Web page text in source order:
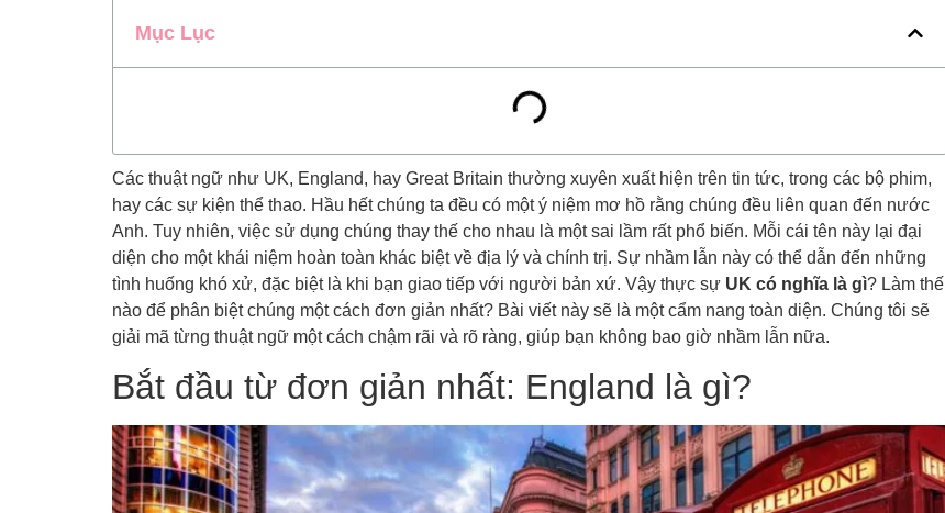
Mục Lục
Các thuật ngữ như UK, England, hay Great Britain thường xuyên xuất hiện trên tin tức, trong các bộ phim,
hay các sự kiện thể thao. Hầu hết chúng ta đều có một ý niệm mơ hồ rằng chúng đều liên quan đến nước
Anh. Tuy nhiên, việc sử dụng chúng thay thế cho nhau là một sai lầm rất phổ biến. Mỗi cái tên này lại đại
diện cho một khái niệm hoàn toàn khác biệt về địa lý và chính trị. Sự nhầm lẫn này có thể dẫn đến những
tình huống khó xử, đặc biệt là khi bạn giao tiếp với người bản xứ. Vậy thực sự UK có nghĩa là gì? Làm thế
nào để phân biệt chúng một cách đơn giản nhất? Bài viết này sẽ là một cẩm nang toàn diện. Chúng tôi sẽ
giải mã từng thuật ngữ một cách chậm rãi và rõ ràng, giúp bạn không bao giờ nhầm lẫn nữa.
Bắt đầu từ đơn giản nhất: England là gì?